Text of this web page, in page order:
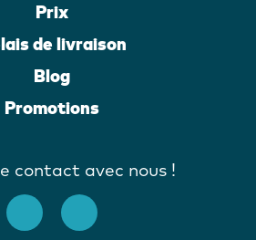
Prix
de livraison
Blog
Promotions
contact avec nous !